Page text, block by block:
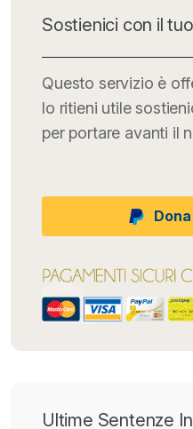
Sostienici con il
Questo servizio è
lo ritieni utile
per portare avanti il
Ultime Sentenze